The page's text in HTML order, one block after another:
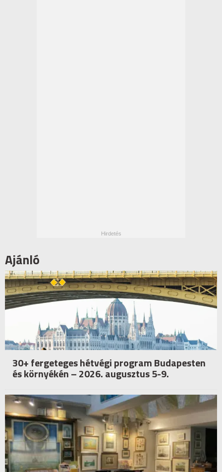
Ajánló
30+ fergeteges hétvégi program Budapesten
és környékén – 2026. augusztus 5-9.